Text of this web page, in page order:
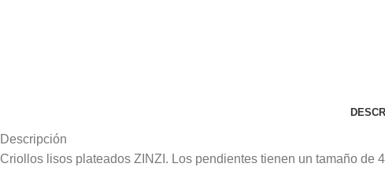
Descripción
Criollos lisos plateados ZINZI. Los pendientes tienen un tamaño de